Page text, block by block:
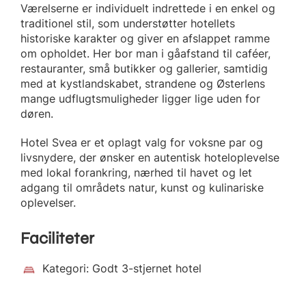
Værelserne er individuelt indrettede i en enkel og
traditionel stil, som understøtter hotellets
historiske karakter og giver en afslappet ramme
om opholdet. Her bor man i gåafstand til caféer,
restauranter, små butikker og gallerier, samtidig
med at kystlandskabet, strandene og Østerlens
mange udflugtsmuligheder ligger lige uden for
døren.
Hotel Svea er et oplagt valg for voksne par og
livsnydere, der ønsker en autentisk hoteloplevelse
med lokal forankring, nærhed til havet og let
adgang til områdets natur, kunst og kulinariske
oplevelser.
Faciliteter
Kategori: Godt 3-stjernet hotel